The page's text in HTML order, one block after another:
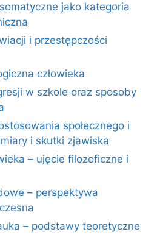
jako kategoria
i przestępczości
człowieka
w szkole oraz sposoby
społecznego i
i skutki zjawiska
– ujęcie filozoficzne i
– perspektywa
– podstawy teoretyczne